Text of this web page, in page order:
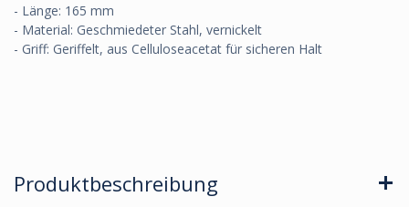
- Länge: 165 mm
- Material: Geschmiedeter Stahl, vernickelt
- Griff: Geriffelt, aus Celluloseacetat für sicheren Halt
Produktbeschreibung